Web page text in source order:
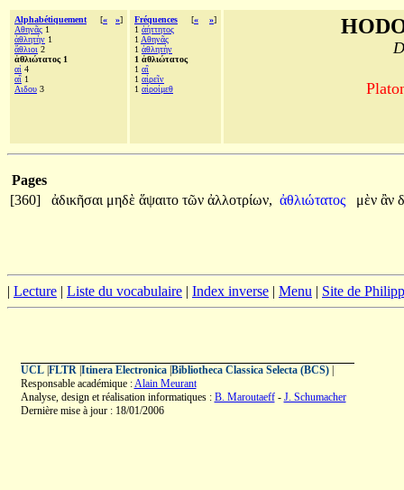
Alphabétiquement [« »]
Αθηνᾶς 1
ἀθλητὴν 1
ἄθλιοι 2
ἀθλιώτατος 1
αἱ 4
αἳ 1
Αιδου 3
Fréquences [« »]
1 ἀήττητος
1 Αθηνᾶς
1 ἀθλητὴν
1 ἀθλιώτατος
1 αἳ
1 αἱρεῖν
1 αἱροίμεθ
Pages
[360]
ἀδικῆσαι μηδὲ ἅψαιτο τῶν ἀλλοτρίων, ἀθλιώτατος μὲν ἂν
| Lecture | Liste du vocabulaire | Index inverse | Menu | Site de
UCL| FLTR| Itinera Electronica| Bibliotheca Classica Selecta (BCS)|
Responsable académique :Alain Meurant
Analyse, design et réalisation informatiques : B. Maroutaeff- J. Schumacher
Dernière mise à jour : 18/01/2006